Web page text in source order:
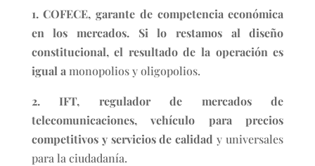
1. COFECE, garante de competencia económica
en los mercados. Si lo restamos al diseño
constitucional, el resultado de la operación es
igual a monopolios y oligopolios.
2. IFT, regulador de mercados de
telecomunicaciones, vehículo para precios
competitivos y servicios de calidad y universales
para la ciudadanía.